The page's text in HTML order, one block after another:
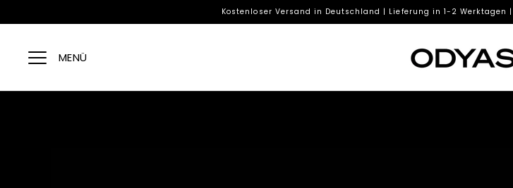
zum
Kostenloser Versand in Deutschland | Lieferung in 1-2 Werktagen
MENÜ